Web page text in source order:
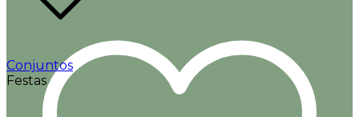
Conjuntos
Festas